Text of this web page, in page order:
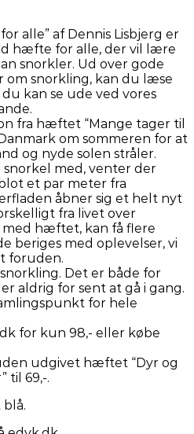
alle” af Dennis Lisbjerg er
hæfte for alle, der vil lære
snorkler. Ud over gode
om snorkling, kan du læse
kan se ude ved vores
fra hæftet “Mange tager til
om sommeren for at
og nyde solen stråler.
snorkel med, venter der
et par meter fra
åbner sig et helt nyt
fra livet over
med hæftet, kan få flere
beriges med oplevelser, vi
foruden.
Det er både for
aldrig for sent at gå i gang.
for hele
for kun 98,- eller købe
udgivet hæftet “Dyr og
til 69,-.